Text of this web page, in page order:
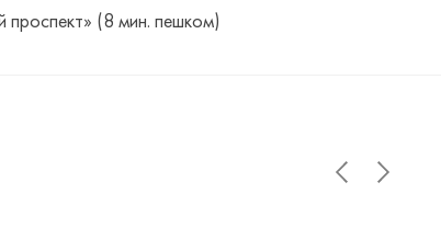
проспект» (8 мин. пешком)